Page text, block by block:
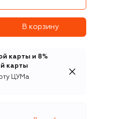
В корзину
карты и 8%
карты
ЦУМа